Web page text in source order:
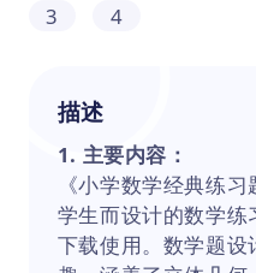
3
4
描述
1. 主要内容：
《小学数学经典练
学生而设计的数学练
下载使用。数学题